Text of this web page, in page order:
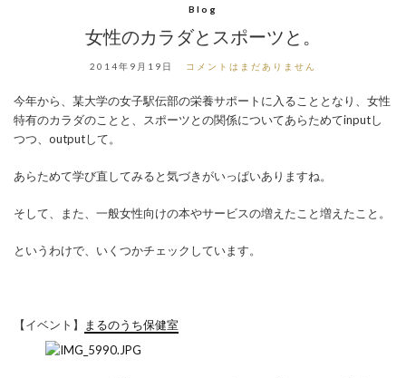
Blog
女性のカラダとスポーツと。
2014年9月19日 コメントはまだありません
今年から、某大学の女子駅伝部の栄養サポートに入ることとなり、女性
特有のカラダのことと、スポーツとの関係についてあらためてinputし
つつ、outputして。
あらためて学び直してみると気づきがいっぱいありますね。
そして、また、一般女性向けの本やサービスの増えたこと増えたこと。
というわけで、いくつかチェックしています。
【イベント】 まるのうち保健室